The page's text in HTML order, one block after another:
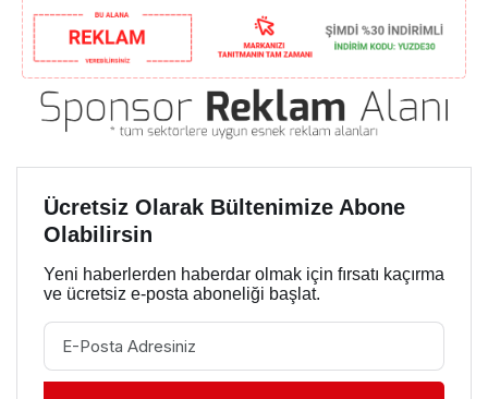
Ücretsiz Olarak Bültenimize Abone
Olabilirsin
Yeni haberlerden haberdar olmak için fırsatı kaçırma
ve ücretsiz e-posta aboneliği başlat.